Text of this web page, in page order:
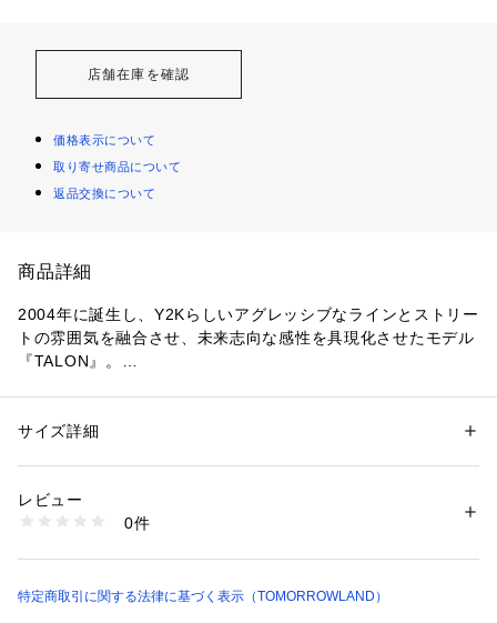
店舗在庫を確認
価格表示について
取り寄せ商品について
返品交換について
商品詳細
2004年に誕生し、Y2Kらしいアグレッシブなラインとストリー
トの雰囲気を融合させ、未来志向な感性を具現化させたモデル
『TALON』。
モデルが登場。
感のあるルックスが魅力です。
未来的な造形と、静かな趣きを尊ぶ美学という対極の要素を掛
〈PUMA（プーマ）〉
性別：メンズ
素材：アッパー：人工皮革　合成繊維　合成樹脂(ポリウレタン)　アウト
生産国：ベトナム
1095000028047
サイズ詳細
レビュー
0件
特定商取引に関する法律に基づく表示（TOMORROWLAND）